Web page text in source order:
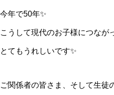
今年で50年✨
こうして現代のお子様につなが
とてもうれしいです✨
ご関係者の皆さま、そして生徒